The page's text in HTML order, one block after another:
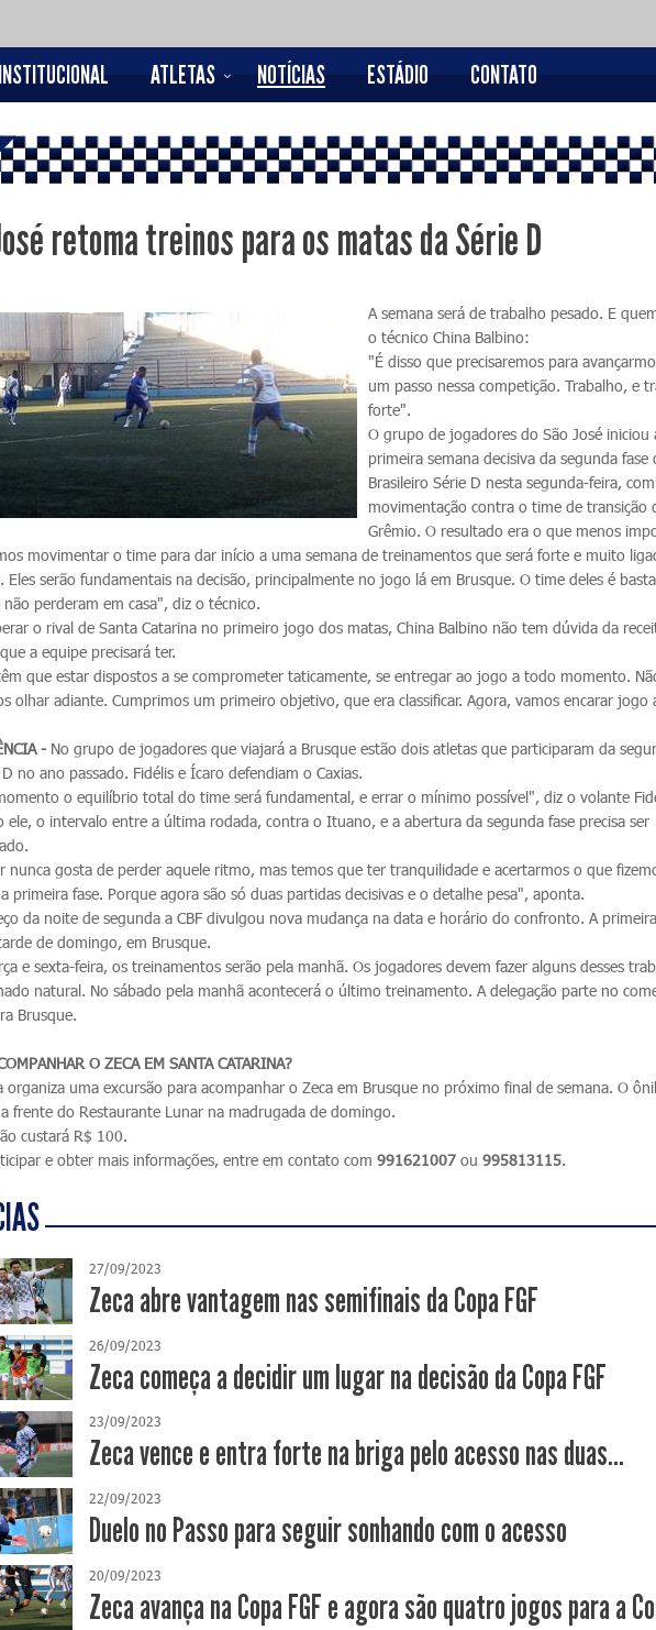
INSTITUCIONAL ATLETAS NOTÍCIAS ESTÁDIO CONTATO
retoma treinos para os matas da Série D
A semana será de trabalho pesado. E
o técnico China Balbino:
"É disso que precisaremos para
um passo nessa competição. Trabalho, e
forte".
O grupo de jogadores do São José iniciou
primeira semana decisiva da segunda fase
Brasileiro Série D nesta segunda-feira,
movimentação contra o time de transição
Grêmio. O resultado era o que menos
movimentar o time para dar início a uma semana de treinamentos que será forte e muito
Eles serão fundamentais na decisão, principalmente no jogo lá em Brusque. O time deles é
não perderam em casa", diz o técnico.
o rival de Santa Catarina no primeiro jogo dos matas, China Balbino não tem dúvida da
a equipe precisará ter.
que estar dispostos a se comprometer taticamente, se entregar ao jogo a todo momento.
olhar adiante. Cumprimos um primeiro objetivo, que era classificar. Agora, vamos encarar jogo
- No grupo de jogadores que viajará a Brusque estão dois atletas que participaram da
no ano passado. Fidélis e Ícaro defendiam o Caxias.
o equilíbrio total do time será fundamental, e errar o mínimo possível", diz o volante
ele, o intervalo entre a última rodada, contra o Ituano, e a abertura da segunda fase precisa ser
nunca gosta de perder aquele ritmo, mas temos que ter tranquilidade e acertarmos o que
primeira fase. Porque agora são só duas partidas decisivas e o detalhe pesa", aponta.
da noite de segunda a CBF divulgou nova mudança na data e horário do confronto. A
de domingo, em Brusque.
e sexta-feira, os treinamentos serão pela manhã. Os jogadores devem fazer alguns desses
natural. No sábado pela manhã acontecerá o último treinamento. A delegação parte no
Brusque.
O ZECA EM SANTA CATARINA?
organiza uma excursão para acompanhar o Zeca em Brusque no próximo final de semana. O
frente do Restaurante Lunar na madrugada de domingo.
custará R$ 100.
e obter mais informações, entre em contato com991621007 ou995813115.
27/09/2023
Zeca abre vantagem nas semifinais da Copa FGF
26/09/2023
Zeca começa a decidir um lugar na decisão da Copa FGF
23/09/2023
Zeca vence e entra forte na briga pelo acesso nas duas...
22/09/2023
Duelo no Passo para seguir sonhando com o acesso
20/09/2023
Zeca avança na Copa FGF e agora são quatro jogos para a